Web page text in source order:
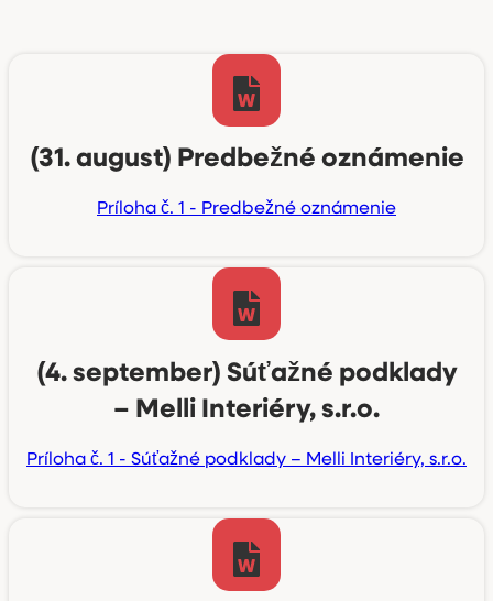
(31. august) Predbežné oznámenie
Príloha č. 1 - Predbežné oznámenie
(4. september) Súťažné podklady
– Melli Interiéry, s.r.o.
Príloha č. 1 - Súťažné podklady – Melli Interiéry, s.r.o.